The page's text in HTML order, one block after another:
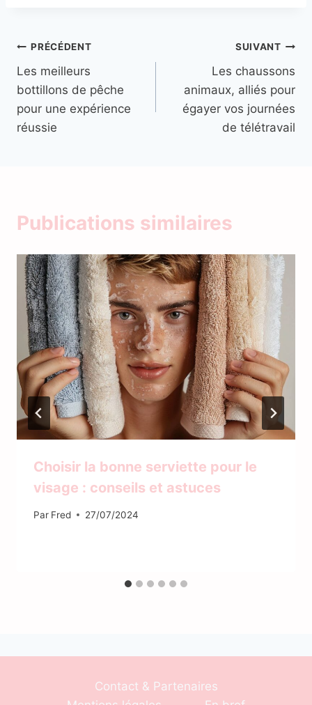
Navigation
de
l’article
PRÉCÉDENT
Les meilleurs
bottillons de pêche
pour une expérience
réussie
SUIVANT
Les chaussons
animaux, alliés pour
égayer vos journées
de télétravail
Publications similaires
Choisir la bonne serviette pour le
visage : conseils et astuces
Par Fred 27/07/2024
Contact & Partenaires